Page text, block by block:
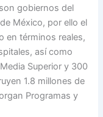
gobiernos del
México, por ello el
en términos reales,
así como
Superior y 300
1.8 millones de
Programas y